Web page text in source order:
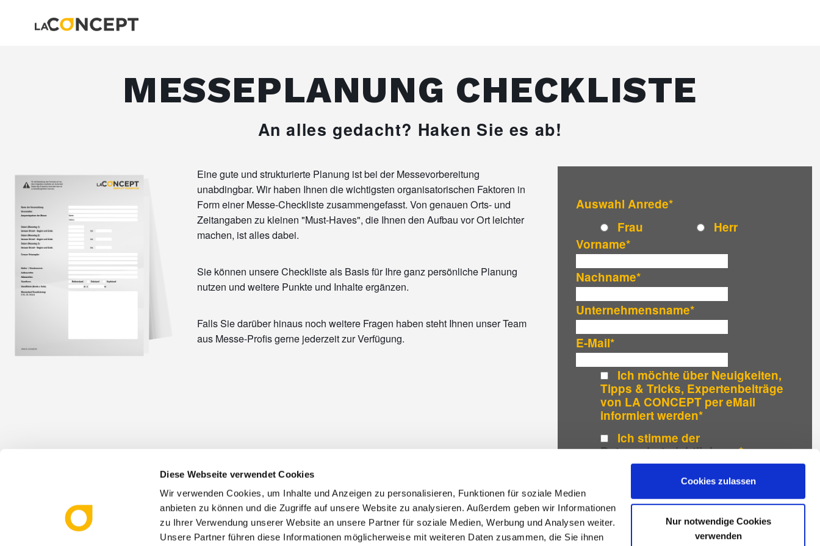
Diese Webseite verwendet Cookies
Wir verwenden Cookies, um Inhalte und Anzeigen zu personalisieren, Funktionen für soziale Medien
anbieten zu können und die Zugriffe auf unsere Website zu analysieren. Außerdem geben wir Informationen
zu Ihrer Verwendung unserer Website an unsere Partner für soziale Medien, Werbung und Analysen weiter.
Unsere Partner führen diese Informationen möglicherweise mit weiteren Daten zusammen, die Sie ihnen
Cookies zulassen
Nur notwendige Cookies
verwenden
MESSEPLANUNG CHECKLISTE
An alles gedacht? Haken Sie es ab!
Eine gute und strukturierte Planung ist bei der Messevorbereitung
unabdingbar. Wir haben Ihnen die wichtigsten organisatorischen Faktoren in
Form einer Messe-Checkliste zusammengefasst. Von genauen Orts- und
Zeitangaben zu kleinen "Must-Haves", die Ihnen den Aufbau vor Ort leichter
machen, ist alles dabei.
Sie können unsere Checkliste als Basis für Ihre ganz persönliche Planung
nutzen und weitere Punkte und Inhalte ergänzen.
Falls Sie darüber hinaus noch weitere Fragen haben steht Ihnen unser Team
aus Messe-Profis gerne jederzeit zur Verfügung.
Auswahl Anrede*
Frau
Herr
Vorname*
Nachname*
Unternehmensname*
E-Mail*
Ich möchte über Neuigkeiten,
Tipps & Tricks, Expertenbeiträge
von LA CONCEPT per eMail
informiert werden*
Ich stimme der
Datenschutzrichtliniezu.*